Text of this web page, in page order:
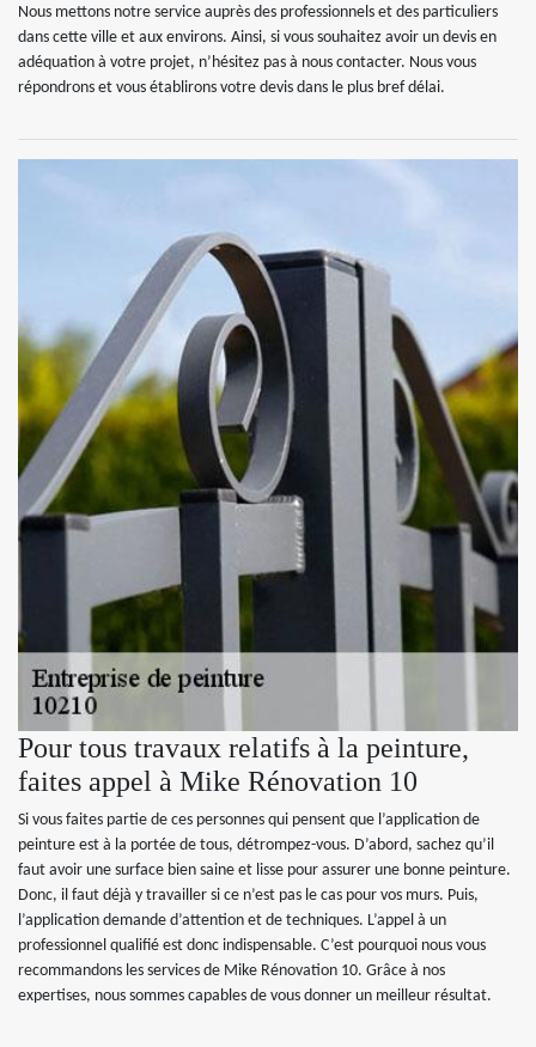
Nous mettons notre service auprès des professionnels et des particuliers
dans cette ville et aux environs. Ainsi, si vous souhaitez avoir un devis en
adéquation à votre projet, n’hésitez pas à nous contacter. Nous vous
répondrons et vous établirons votre devis dans le plus bref délai.
Pour tous travaux relatifs à la peinture,
faites appel à Mike Rénovation 10
Si vous faites partie de ces personnes qui pensent que l’application de
peinture est à la portée de tous, détrompez-vous. D’abord, sachez qu’il
faut avoir une surface bien saine et lisse pour assurer une bonne peinture.
Donc, il faut déjà y travailler si ce n’est pas le cas pour vos murs. Puis,
l’application demande d’attention et de techniques. L’appel à un
professionnel qualifié est donc indispensable. C’est pourquoi nous vous
recommandons les services de Mike Rénovation 10. Grâce à nos
expertises, nous sommes capables de vous donner un meilleur résultat.